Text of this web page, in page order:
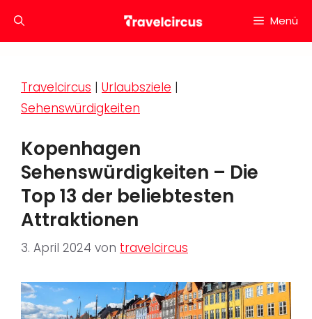
Inhalt
Menü
Travelcircus | Urlaubsziele |
Sehenswürdigkeiten
Kopenhagen
Sehenswürdigkeiten – Die
Top 13 der beliebtesten
Attraktionen
3. April 2024 von travelcircus